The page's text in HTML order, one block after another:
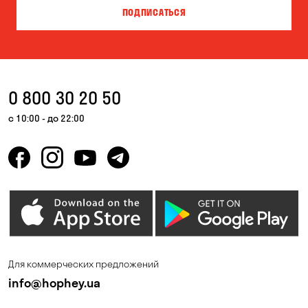
Горишние Плавни
Елизаветовка Зазимье
Калиновка
ПОДПИСАТЬСЯ
0 800 30 20 50
с 10:00 - до 22:00
Для коммерческих предложений
info@hophey.ua